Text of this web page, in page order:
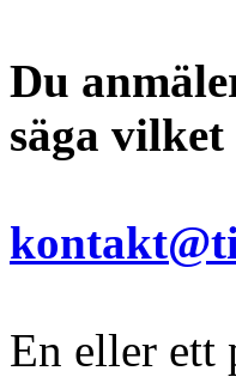
Du
säga
En eller ett